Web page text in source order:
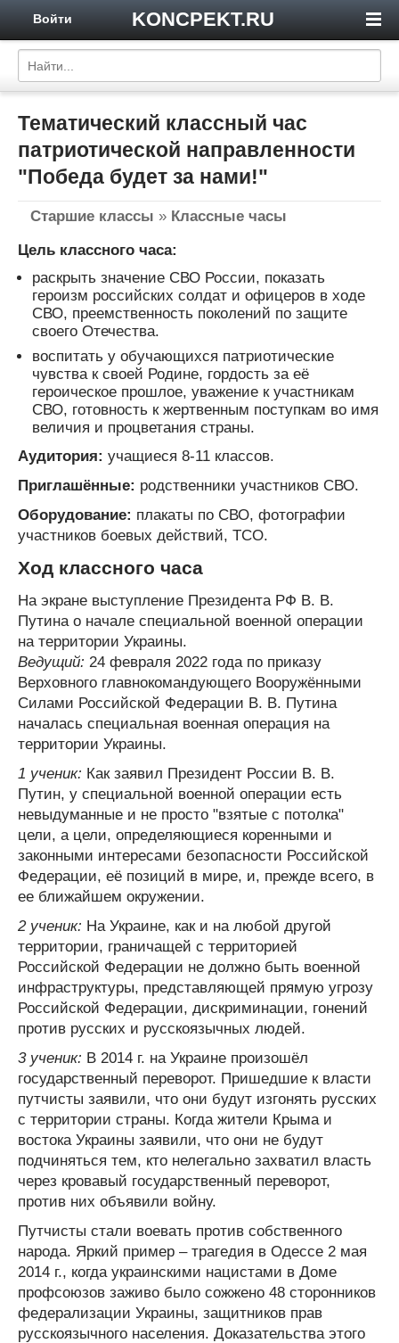
KONCPEKT.RU
Войти
Тематический классный час
патриотической направленности
"Победа будет за нами!"
Старшие классы » Классные часы
Цель классного часа:
раскрыть значение СВО России, показать
героизм российских солдат и офицеров в ходе
СВО, преемственность поколений по защите
своего Отечества.
воспитать у обучающихся патриотические
чувства к своей Родине, гордость за её
героическое прошлое, уважение к участникам
СВО, готовность к жертвенным поступкам во имя
величия и процветания страны.
Аудитория: учащиеся 8-11 классов.
Приглашённые: родственники участников СВО.
Оборудование: плакаты по СВО, фотографии
участников боевых действий, ТСО.
Ход классного часа
На экране выступление Президента РФ В. В.
Путина о начале специальной военной операции
на территории Украины.
Ведущий: 24 февраля 2022 года по приказу
Верховного главнокомандующего Вооружёнными
Силами Российской Федерации В. В. Путина
началась специальная военная операция на
территории Украины.
1 ученик: Как заявил Президент России В. В.
Путин, у специальной военной операции есть
невыдуманные и не просто "взятые с потолка"
цели, а цели, определяющиеся коренными и
законными интересами безопасности Российской
Федерации, её позиций в мире, и, прежде всего, в
ее ближайшем окружении.
2 ученик: На Украине, как и на любой другой
территории, граничащей с территорией
Российской Федерации не должно быть военной
инфраструктуры, представляющей прямую угрозу
Российской Федерации, дискриминации, гонений
против русских и русскоязычных людей.
3 ученик: В 2014 г. на Украине произошёл
государственный переворот. Пришедшие к власти
путчисты заявили, что они будут изгонять русских
с территории страны. Когда жители Крыма и
востока Украины заявили, что они не будут
подчиняться тем, кто нелегально захватил власть
через кровавый государственный переворот,
против них объявили войну.
Путчисты стали воевать против собственного
народа. Яркий пример – трагедия в Одессе 2 мая
2014 г., когда украинскими нацистами в Доме
профсоюзов заживо было сожжено 48 сторонников
федерализации Украины, защитников прав
русскоязычного населения. Доказательства этого